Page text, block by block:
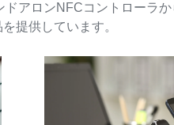
アロンNFCコントローラ
提供しています。